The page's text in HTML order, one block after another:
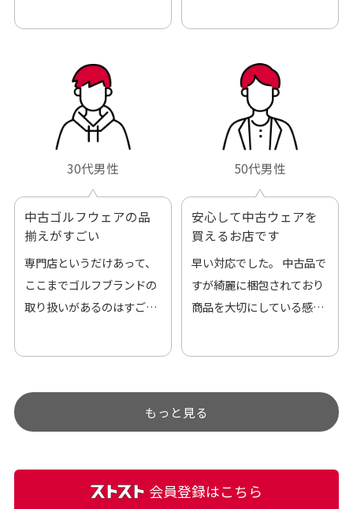
30代男性
中古ゴルフウェアの品
揃えがすごい
専門店というだけあって、
ここまでゴルフブランドの
取り扱いがあるのはすご
す。
50代男性
安心して中古ウェアを
買えるお店です
早い対応でした。 中古品で
すが綺麗に梱包されており
商品を大切にしている感が
うぐらい目立つことなく綺
麗な商品でお安く購入でき
もっと見る
会員登録はこちら